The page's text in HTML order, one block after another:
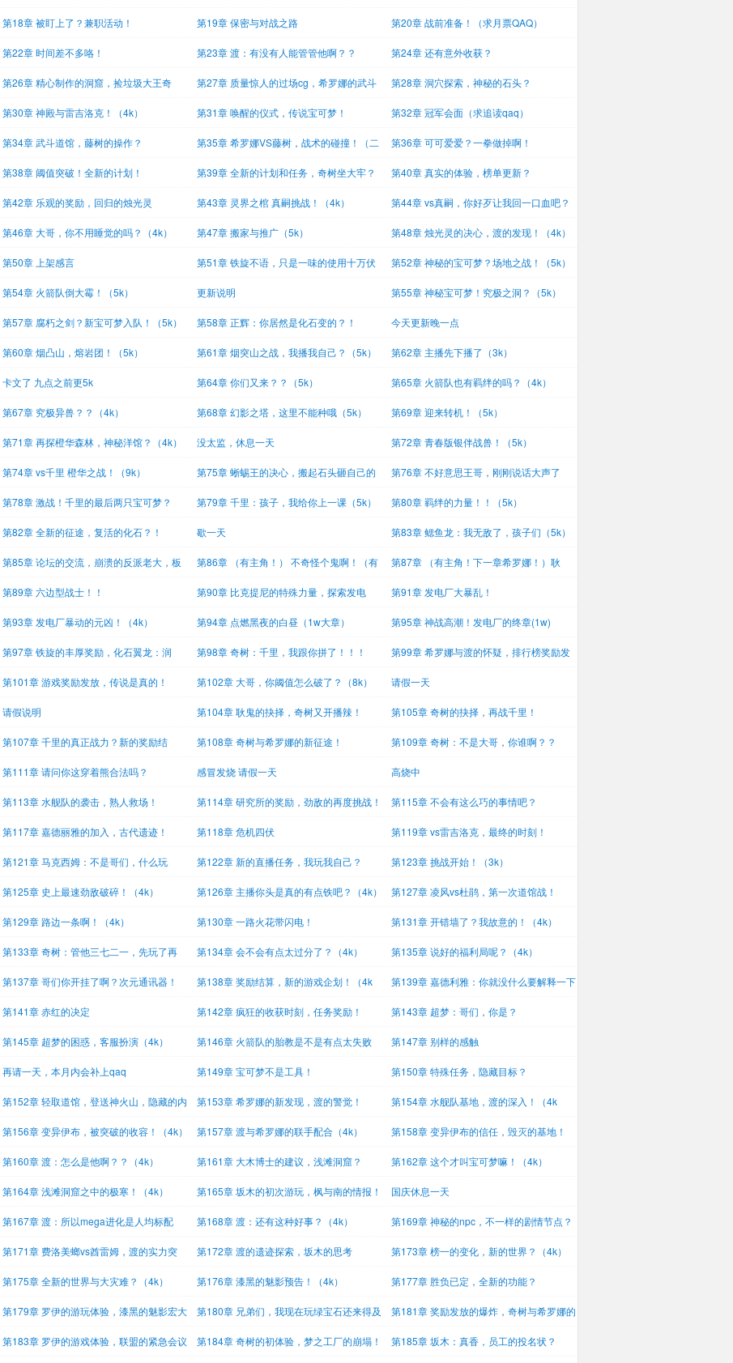
（4k，
（4k）
第18章 被盯上了？兼职活动！ 第19章 保密与对战之路 第20章 战前准备！（求月票QAQ）
第22章 时间差不多咯！ 第23章 渡：有没有人能管管他啊？？ 第24章 还有意外收获？
第26章 精心制作的洞窟，捡垃圾大王奇
树！（
第27章 质量惊人的过场cg，希罗娜的武斗
之旅
第28章 洞穴探索，神秘的石头？
第30章 神殿与雷吉洛克！（4k） 第31章 唤醒的仪式，传说宝可梦！ 第32章 冠军会面（求追读qaq）
第34章 武斗道馆，藤树的操作？
第35章 希罗娜VS藤树，战术的碰撞！（二
合一
第36章 可可爱爱？一拳做掉啊！
第38章 阈值突破！全新的计划！ 第39章 全新的计划和任务，奇树坐大牢？ 第40章 真实的体验，榜单更新？
第42章 乐观的奖励，回归的烛光灵 第43章 灵界之棺 真嗣挑战！（4k）
第44章 vs真嗣，你好歹让我回一口血吧？
（4
第46章 大哥，你不用睡觉的吗？（4k） 第47章 搬家与推广（5k） 第48章 烛光灵的决心，渡的发现！（4k）
第50章 上架感言
第51章 铁旋不语，只是一味的使用十万伏
特（
第52章 神秘的宝可梦？场地之战！（5k）
第54章 火箭队倒大霉！（5k） 更新说明 第55章 神秘宝可梦！究极之洞？（5k）
第57章 腐朽之剑？新宝可梦入队！（5k）
第58章 正辉：你居然是化石变的？！
（5k）
今天更新晚一点
第60章 烟凸山，熔岩团！（5k） 第61章 烟突山之战，我播我自己？（5k） 第62章 主播先下播了（3k）
卡文了 九点之前更5k 第64章 你们又来？？（5k） 第65章 火箭队也有羁绊的吗？（4k）
第67章 究极异兽？？（4k） 第68章 幻影之塔，这里不能种哦（5k） 第69章 迎来转机！（5k）
第71章 再探橙华森林，神秘洋馆？（4k） 没太监，休息一天 第72章 青春版银伴战兽！（5k）
第74章 vs千里 橙华之战！（9k）
第75章 蜥蜴王的决心，搬起石头砸自己的
脚？
第76章 不好意思王哥，刚刚说话大声了
（5k）
第78章 激战！千里的最后两只宝可梦？
（6k）
第79章 千里：孩子，我给你上一课（5k） 第80章 羁绊的力量！！（5k）
第82章 全新的征途，复活的化石？！
（5k）
歇一天 第83章 鳃鱼龙：我无敌了，孩子们（5k）
第85章 论坛的交流，崩溃的反派老大，板
木的
第86章 （有主角！） 不奇怪个鬼啊！（有
第87章 （有主角！下一章希罗娜！）耿
鬼：你
第89章 六边型战士！！
第90章 比克提尼的特殊力量，探索发电
厂？（
第91章 发电厂大暴乱！
第93章 发电厂暴动的元凶！（4k） 第94章 点燃黑夜的白昼（1w大章） 第95章 神战高潮！发电厂的终章(1w)
第97章 铁旋的丰厚奖励，化石翼龙：润
了，勿
第98章 奇树：千里，我跟你拼了！！！
第99章 希罗娜与渡的怀疑，排行榜奖励发
放！
第101章 游戏奖励发放，传说是真的！
（1w大
第102章 大哥，你阈值怎么破了？（8k） 请假一天
请假说明 第104章 耿鬼的抉择，奇树又开播辣！ 第105章 奇树的抉择，再战千里！
第107章 千里的真正战力？新的奖励结
算？！
第108章 奇树与希罗娜的新征途！ 第109章 奇树：不是大哥，你谁啊？？
第111章 请问你这穿着熊合法吗？ 感冒发烧 请假一天 高烧中
第113章 水舰队的袭击，熟人救场！ 第114章 研究所的奖励，劲敌的再度挑战！ 第115章 不会有这么巧的事情吧？
第117章 嘉德丽雅的加入，古代遗迹！ 第118章 危机四伏 第119章 vs雷吉洛克，最终的时刻！
第121章 马克西姆：不是哥们，什么玩
意？？
第122章 新的直播任务，我玩我自己？
（4k）
第123章 挑战开始！（3k）
第125章 史上最速劲敌破碎！（4k） 第126章 主播你头是真的有点铁吧？（4k）
第127章 凌风vs杜鹃，第一次道馆战！
（6k）
第129章 路边一条啊！（4k） 第130章 一路火花带闪电！ 第131章 开错墙了？我故意的！（4k）
第133章 奇树：管他三七二一，先玩了再
说！
第134章 会不会有点太过分了？（4k） 第135章 说好的福利局呢？（4k）
第137章 哥们你开挂了啊？次元通讯器！
（4k
第138章 奖励结算，新的游戏企划！（4k
第139章 嘉德利雅：你就没什么要解释一下
第141章 赤红的决定 第142章 疯狂的收获时刻，任务奖励！ 第143章 超梦：哥们，你是？
第145章 超梦的困惑，客服扮演（4k）
第146章 火箭队的胎教是不是有点太失败
了？
第147章 别样的感触
再请一天，本月内会补上qaq 第149章 宝可梦不是工具！ 第150章 特殊任务，隐藏目标？
第152章 轻取道馆，登送神火山，隐藏的内
第153章 希罗娜的新发现，渡的警觉！
（4k）
第154章 水舰队基地，渡的深入！（4k
第156章 变异伊布，被突破的收容！（4k） 第157章 渡与希罗娜的联手配合（4k）
第158章 变异伊布的信任，毁灭的基地！
（4k
第160章 渡：怎么是他啊？？（4k）
第161章 大木博士的建议，浅滩洞窟？
（4k）
第162章 这个才叫宝可梦嘛！（4k）
第164章 浅滩洞窟之中的极寒！（4k）
第165章 坂木的初次游玩，枫与南的情报！
国庆休息一天
第167章 渡：所以mega进化是人均标配
吗？？
第168章 渡：还有这种好事？（4k）
第169章 神秘的npc，不一样的剧情节点？
（4
第171章 费洛美螂vs酋雷姆，渡的实力突
破！
第172章 渡的遗迹探索，坂木的思考 第173章 榜一的变化，新的世界？（4k）
第175章 全新的世界与大灾难？（4k） 第176章 漆黑的魅影预告！（4k） 第177章 胜负已定，全新的功能？
第179章 罗伊的游玩体验，漆黑的魅影宏大
世界！（4k）
第180章 兄弟们，我现在玩绿宝石还来得及
第181章 奖励发放的爆炸，奇树与希罗娜的
第183章 罗伊的游戏体验，联盟的紧急会议 第184章 奇树的初体验，梦之工厂的崩塌！ 第185章 坂木：真香，员工的投名状？